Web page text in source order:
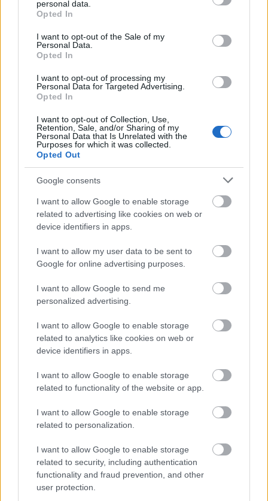
grant or deny consent to Google and its third-party tags to
use your data for below specified purposes in below Google
consent section.
personal data.
Opted In
I want to opt-out of the Sale of my
Personal Data.
Opted In
I want to opt-out of processing my
Personal Data for Targeted Advertising.
Opted In
I want to opt-out of Collection, Use,
Retention, Sale, and/or Sharing of my
Personal Data that Is Unrelated with the
Purposes for which it was collected.
Opted Out
Google consents
I want to allow Google to enable storage
related to advertising like cookies on web or
device identifiers in apps.
I want to allow my user data to be sent to
Google for online advertising purposes.
I want to allow Google to send me
personalized advertising.
I want to allow Google to enable storage
related to analytics like cookies on web or
device identifiers in apps.
I want to allow Google to enable storage
related to functionality of the website or app.
I want to allow Google to enable storage
related to personalization.
I want to allow Google to enable storage
related to security, including authentication
functionality and fraud prevention, and other
user protection.
oppbevaring på utsiden. Foto: KJELL-ERIK
– Det nye pipemunnstykket har også noen
fordelaktige nyheter. När du har sugd opp væsken
en gang så holder trykket seg. Derfor får du væske
umiddelbart neste gang du suger uten at du
behøver å suge væsken hele veien opp fra beltet,
forklarer Bosse Ybe.
– Om munnstykket vendes nedover så renner ikke
drikken ut. Det kan muligens lekke litt om det
kommer i klem ved magen, men i stort sett så er
det helt tett.
Dette slangebeltet rommer altså totalt 1,2 liter.
Slangebeltet heter WR1 Race og har også en
lomme på innsiden og et nett på utsiden er man
kan legge papir eller annet så man slipper å kaste
det i naturen.
fjellet. Her har du plass til ekstra utstyr som smøring, lue,
handsker og liknende. Foto: KJELL-ERIK
KRISTIANSEN/kekstock.com
Midjebelte for trening
Om man skal på en treningstur eller fjelltur for
eksempel så er muligens det større og billigere
rommer 3 liter med pakning, som f eks ekstra lue,
handsker eller trøye. Men dette er ikke et
drikkebelte. Man kan jo eventuelt legge en termos
eller liknende i beltet.